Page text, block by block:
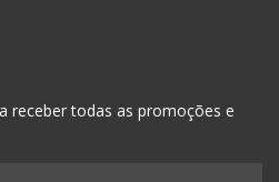
receber todas as promoções e